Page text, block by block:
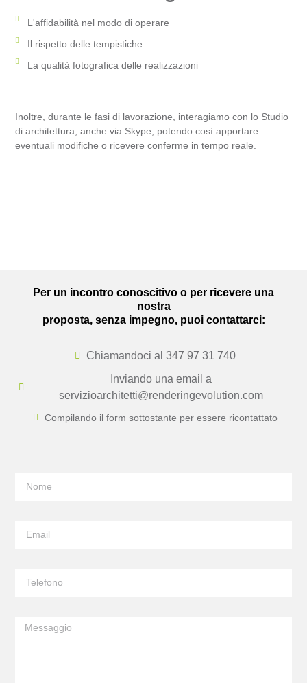
L'affidabilità nel modo di operare
Il rispetto delle tempistiche
La qualità fotografica delle realizzazioni
Inoltre, durante le fasi di lavorazione, interagiamo con lo Studio
di architettura, anche via Skype, potendo così apportare
eventuali modifiche o ricevere conferme in tempo reale.
Per un incontro conoscitivo o per ricevere una
nostra
proposta, senza impegno, puoi contattarci:
Chiamandoci al 347 97 31 740
Inviando una email a
servizioarchitetti@renderingevolution.com
Compilando il form sottostante per essere ricontattato